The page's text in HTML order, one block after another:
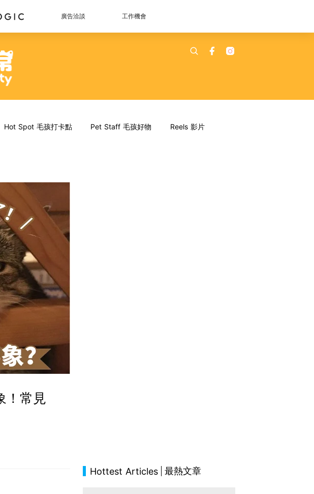
廣告洽談 工作機會
Hot Spot 毛孩打卡點 Pet Staff 毛孩好物 Reels 影片
！常見
Hottest Articles 最熱文章